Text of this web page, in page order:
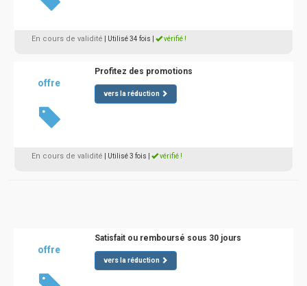
En cours de validité | Utilisé 34 fois vérifié !
offre
Profitez des promotions
vers la réduction
En cours de validité | Utilisé 3 fois vérifié !
offre
Satisfait ou remboursé sous 30 jours
vers la réduction